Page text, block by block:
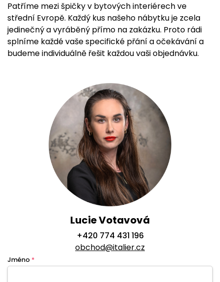
Patříme mezi špičky v bytových interiérech ve
střední Evropě. Každý kus našeho nábytku je zcela
jedinečný a vyráběný přímo na zakázku. Proto rádi
splníme každé vaše specifické přání a očekávání a
budeme individuálně řešit každou vaši objednávku.
Lucie Votavová
+420 774 431 196
obchod@italier.cz
Jméno *